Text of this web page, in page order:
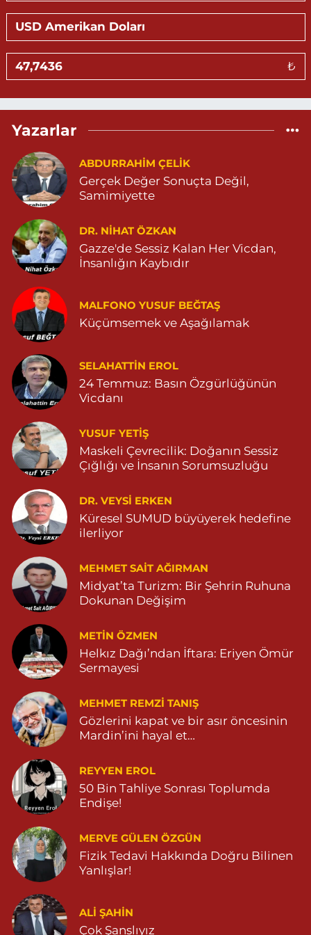
Göktürk Eczanesi
ÖZEL CİHANPOL HASTANESİ YANI YENİKENT MAHALLESİ 20.
CADDE NO:4 B. ÖZEL CİHANPOL HASTANESİ YANI-YENİKENT
MAHALLESİ 04825026482
0 (482) 502 64 82 Yol Tarifi Al
Sevlim Eczanesi
YENİ MAHALLE 514 SOKAK NO:36 ÇEÇEN MEZARLIĞININ 300
0 (482) 313 07 47 Yol Tarifi Al
Sarohan Eczanesi
ZEYTNPINAR MAHALLESİ ROJ CADDESİ NO:30 A derik devlet
hastanesi karşısı 05425113484
0 (542) 511 34 84 Yol Tarifi Al
Eymen Eczanesi
POYRAZ MAHALLE MEVLANA SOKAK NO:5A 05343032144
0 (534) 303 21 44 Yol Tarifi Al
Yeni Eczanesi
YENİ MAHALLE 3086 SOKAK NO:2 4 04825413156
0 (482) 541 31 56 Yol Tarifi Al
İlknur Eczanesi
GÜL MAH. VATAN CAD. NO:2A 04825911091
0 (482) 591 10 91
Turan Eczanesi
TEPEBAŞI MAHALLE KISMETLİ CADDE NO:59D SAĞLIK OCAĞI
YANI 04823813670
0 (482) 381 36 70 Yol Tarifi Al
₺
Yazarlar
ABDURRAHIM ÇELİK
Gerçek Değer Sonuçta Değil,
Samimiyette
DR. NIHAT ÖZKAN
Gazze'de Sessiz Kalan Her Vicdan,
İnsanlığın Kaybıdır
MALFONO YUSUF BEĞTAŞ
Küçümsemek ve Aşağılamak
SELAHATTIN EROL
24 Temmuz: Basın Özgürlüğünün
Vicdanı
YUSUF YETİŞ
Maskeli Çevrecilik: Doğanın Sessiz
Çığlığı ve İnsanın Sorumsuzluğu
DR. VEYSI ERKEN
Küresel SUMUD büyüyerek hedefine
ilerliyor
MEHMET SAIT AĞIRMAN
Midyat’ta Turizm: Bir Şehrin Ruhuna
Dokunan Değişim
METIN ÖZMEN
Helkız Dağı’ndan İftara: Eriyen Ömür
Sermayesi
MEHMET REMZI TANIŞ
Gözlerini kapat ve bir asır öncesinin
Mardin’ini hayal et…
REYYEN EROL
50 Bin Tahliye Sonrası Toplumda
Endişe!
MERVE GÜLEN ÖZGÜN
Fizik Tedavi Hakkında Doğru Bilinen
Yanlışlar!
ALI ŞAHİN
Çok Şanslıyız